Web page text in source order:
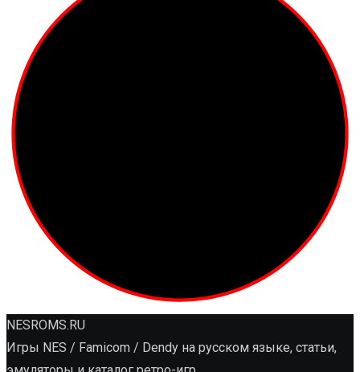
NESROMS.RU
Игры NES / Famicom / Dendy на русском языке, статьи,